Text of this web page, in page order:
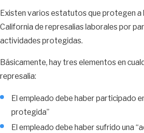
Existen varios estatutos que protegen a
California de represalias laborales por
actividades protegidas.
Básicamente, hay tres elementos en
represalia:
El empleado debe haber participado
protegida”
El empleado debe haber sufrido una